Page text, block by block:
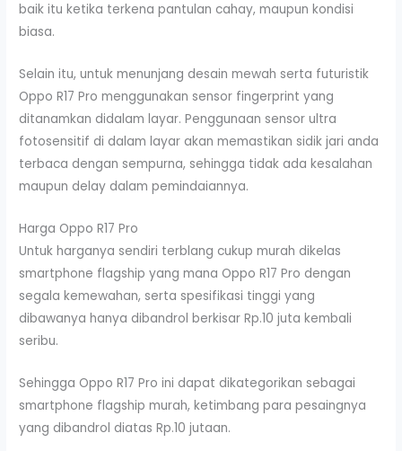
baik itu ketika terkena pantulan cahay, maupun kondisi
biasa.
Selain itu, untuk menunjang desain mewah serta futuristik
Oppo R17 Pro menggunakan sensor fingerprint yang
ditanamkan didalam layar. Penggunaan sensor ultra
fotosensitif di dalam layar akan memastikan sidik jari anda
terbaca dengan sempurna, sehingga tidak ada kesalahan
maupun delay dalam pemindaiannya.
Harga Oppo R17 Pro
Untuk harganya sendiri terblang cukup murah dikelas
smartphone flagship yang mana Oppo R17 Pro dengan
segala kemewahan, serta spesifikasi tinggi yang
dibawanya hanya dibandrol berkisar Rp.10 juta kembali
seribu.
Sehingga Oppo R17 Pro ini dapat dikategorikan sebagai
smartphone flagship murah, ketimbang para pesaingnya
yang dibandrol diatas Rp.10 jutaan.